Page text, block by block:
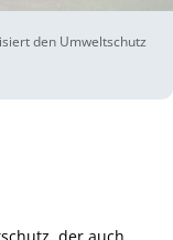
den Umweltschutz